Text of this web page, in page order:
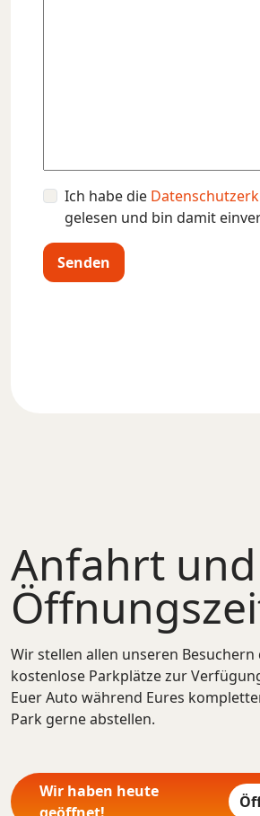
Ich habe die
gelesen und bin damit
Anfahrt und
Wir stellen allen unseren
kostenlose Parkplätze zur
Euer Auto während Eures
Park gerne abstellen.
Wir haben heute
geöffnet!